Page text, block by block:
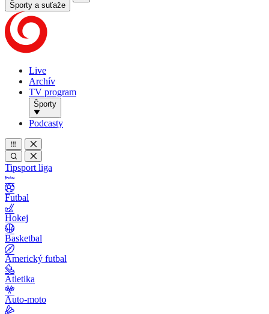
Športy a suťaže
Live
Archív
TV program
Športy
Podcasty
Tipsport liga
Futbal
Hokej
Basketbal
Americký futbal
Atletika
Auto-moto